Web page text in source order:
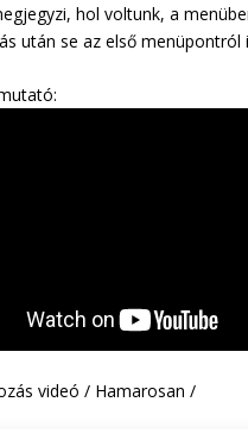
hol voltunk, a
után se az első menüpontról
videó / Hamarosan /